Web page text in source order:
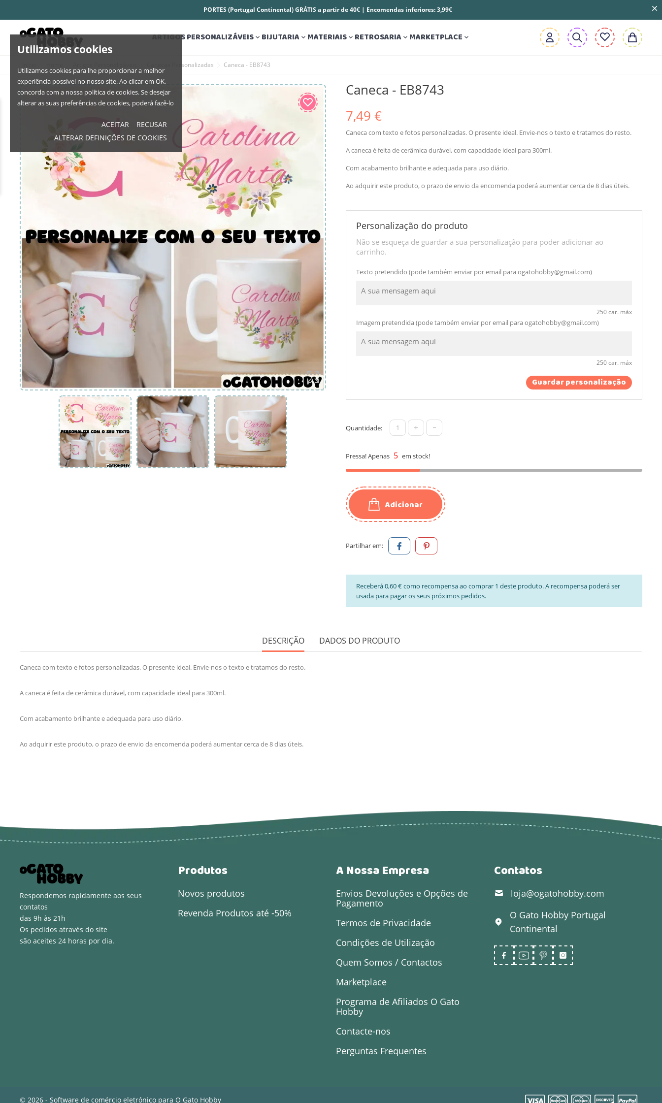
Utilizamos cookies
Utilizamos cookies para lhe proporcionar a melhor
experiência possível no nosso site. Ao clicar em OK,
concorda com a nossa política de cookies. Se desejar
alterar as suas preferências de cookies, poderá fazê-lo
ACEITAR
RECUSAR
ALTERAR DEFINIÇÕES DE COOKIES
PORTES (Portugal Continental) GRÁTIS a partir de 40€ | Encomendas inferiores: 3,99€
ARTIGOS PERSONALIZÁVEIS BIJUTARIA MATERIAIS RETROSARIA MARKETPLACE 
Canecas Personalizadas Caneca - EB8743
Caneca - EB8743
7,49 €
Caneca com texto e fotos personalizadas. O presente ideal. Envie-nos o texto e tratamos do resto.
A caneca é feita de cerâmica durável, com capacidade ideal para 300ml.
Com acabamento brilhante e adequada para uso diário.
Ao adquirir este produto, o prazo de envio da encomenda poderá aumentar cerca de 8 dias úteis.
Personalização do produto
Não se esqueça de guardar a sua personalização para poder adicionar ao
carrinho.
Texto pretendido (pode também enviar por email para ogatohobby@gmail.com)
250 car. máx
Imagem pretendida (pode também enviar por email para ogatohobby@gmail.com)
250 car. máx
Guardar personalização
Quantidade: + -
Pressa! Apenas 5 em stock!
Adicionar
Partilhar em:
Receberá 0,60 € como recompensa ao comprar 1 deste produto. A recompensa poderá ser
usada para pagar os seus próximos pedidos.
DESCRIÇÃO DADOS DO PRODUTO
Caneca com texto e fotos personalizadas. O presente ideal. Envie-nos o texto e tratamos do resto.
A caneca é feita de cerâmica durável, com capacidade ideal para 300ml.
Com acabamento brilhante e adequada para uso diário.
Ao adquirir este produto, o prazo de envio da encomenda poderá aumentar cerca de 8 dias úteis.
Respondemos rapidamente aos seus
contatos
das 9h às 21h
Os pedidos através do site
são aceites 24 horas por dia.
Produtos
Novos produtos
Revenda Produtos até -50%
A Nossa Empresa
Envios Devoluções e Opções de
Pagamento
Termos de Privacidade
Condições de Utilização
Quem Somos / Contactos
Marketplace
Programa de Afiliados O Gato
Hobby
Contacte-nos
Perguntas Frequentes
Contatos
loja@ogatohobby.com
O Gato Hobby Portugal
Continental
© 2026 - Software de comércio eletrónico para O Gato Hobby